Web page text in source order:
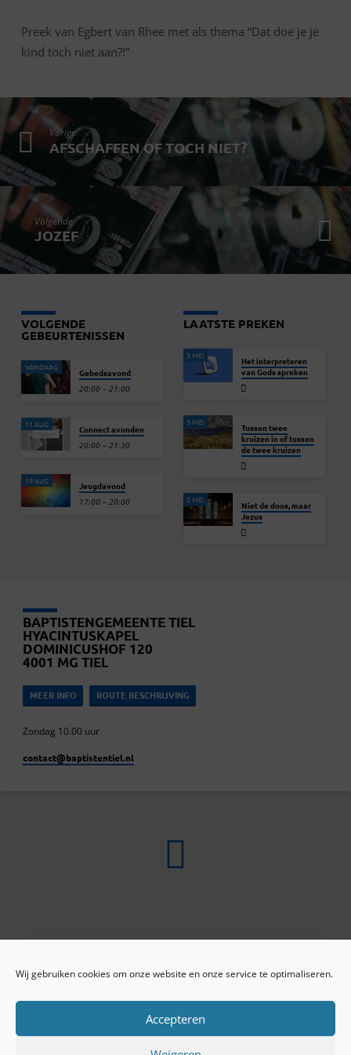
Wij gebruiken cookies om onze website en onze service te optimaliseren.
Accepteren
AAN?!
Preek van Egbert van Rhee met als thema “Dat doe je je
kind toch niet aan?!”
Vorige
AFSCHAFFEN OF TOCH NIET?
Volgende
JOZEF
VOLGENDE
GEBEURTENISSEN
VANDAAG Gebedsavond
20:00 – 21:00
11 AUG Connect avonden
20:00 – 21:30
19 AUG Jeugdavond
17:00 – 20:00
LAATSTE PREKEN
3 MEI
Het interpreteren
van Gods spreken
3 MEI
Tussen twee
kruizen in of tussen
de twee kruizen
2 MEI
Niet de doos, maar
Jezus
BAPTISTENGEMEENTE TIEL
HYACINTUSKAPEL
DOMINICUSHOF 120
4001 MG TIEL
MEER INFO ROUTE BESCHRIJVING
Zondag 10.00 uur
contact​@baptistentiel.nl
ONLINE ARCHIEF
Privacy beleid